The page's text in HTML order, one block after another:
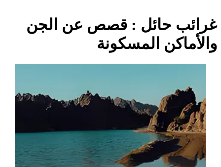
غرائب حائل : قصص عن الجن
والأماكن المسكونة